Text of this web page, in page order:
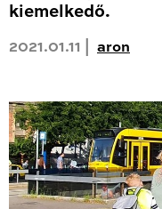
kiemelkedő.
2021.01.11 | aron